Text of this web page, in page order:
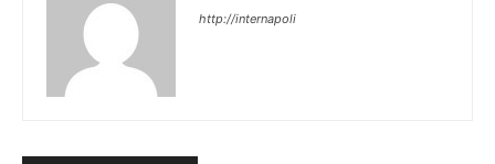
http://internapoli